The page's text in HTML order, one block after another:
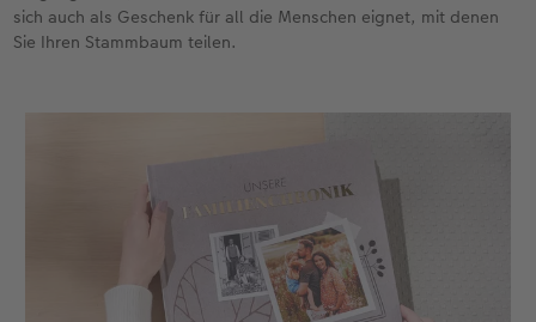
sich auch als Geschenk für all die Menschen eignet, mit denen
Sie Ihren Stammbaum teilen.